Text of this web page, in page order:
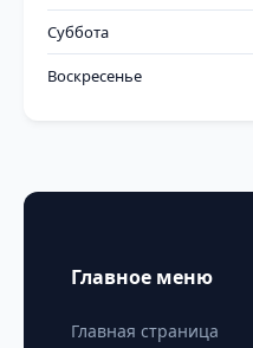
Суббота
Воскресенье
Главное меню
Главная страница